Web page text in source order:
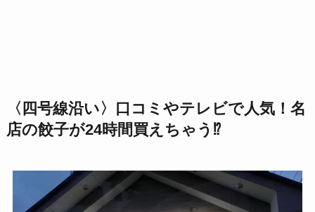
〈四号線沿い〉口コミやテレビで人気！名
店の餃子が24時間買えちゃう⁉